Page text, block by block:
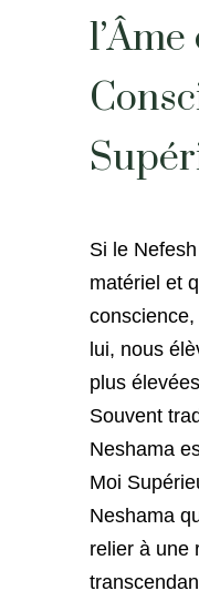
Si le
matériel et
lui, nous
plus
Souvent
Neshama
Moi
Neshama
relier à une